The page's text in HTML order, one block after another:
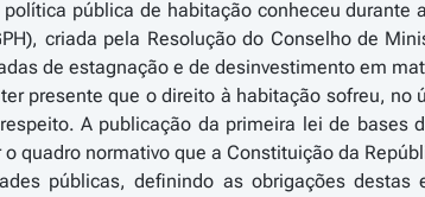
pública de habitação conheceu
criada pela Resolução do Conselho de
de estagnação e de desinvestimento em
presente que o direito à habitação sofreu,
A publicação da primeira lei de bases
quadro normativo que a Constituição da
públicas, definindo as obrigações